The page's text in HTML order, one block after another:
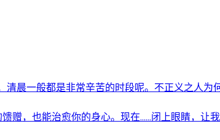
晨一般都是非常辛苦的时段呢。不正义之人为
赠，也能治愈你的身心。现在……闭上眼睛，让